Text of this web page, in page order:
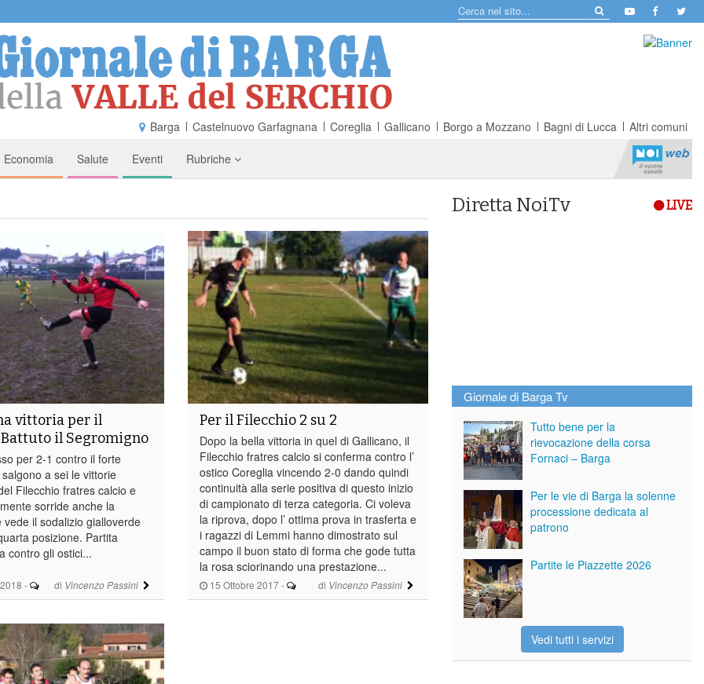
Barga Castelnuovo Garfagnana Coreglia Gallicano Borgo a Mozzano Bagni di Lucca Altri comuni
Economia Salute Eventi Rubriche
- di Vincenzo Passini
vittoria per il
il Segromigno
per 2-1 contro il forte
a sei le vittorie
Filecchio fratres calcio e
sorride anche la
vede il sodalizio gialloverde
posizione. Partita
contro gli ostici...
15 Ottobre 2017 - di Vincenzo Passini
Per il Filecchio 2 su 2
Dopo la bella vittoria in quel di Gallicano, il
Filecchio fratres calcio si conferma contro l’
ostico Coreglia vincendo 2-0 dando quindi
continuità alla serie positiva di questo inizio
di campionato di terza categoria. Ci voleva
la riprova, dopo l’ ottima prova in trasferta e
i ragazzi di Lemmi hanno dimostrato sul
campo il buon stato di forma che gode tutta
la rosa sciorinando una prestazione...
Diretta NoiTv LIVE
Giornale di Barga Tv
Tutto bene per la
rievocazione della corsa
Fornaci – Barga
Per le vie di Barga la solenne
processione dedicata al
patrono
Partite le Piazzette 2026
Vedi tutti i servizi